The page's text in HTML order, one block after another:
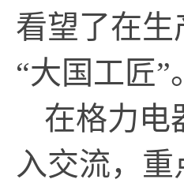
看望了在
“大国工匠”。
在格力电
入交流，